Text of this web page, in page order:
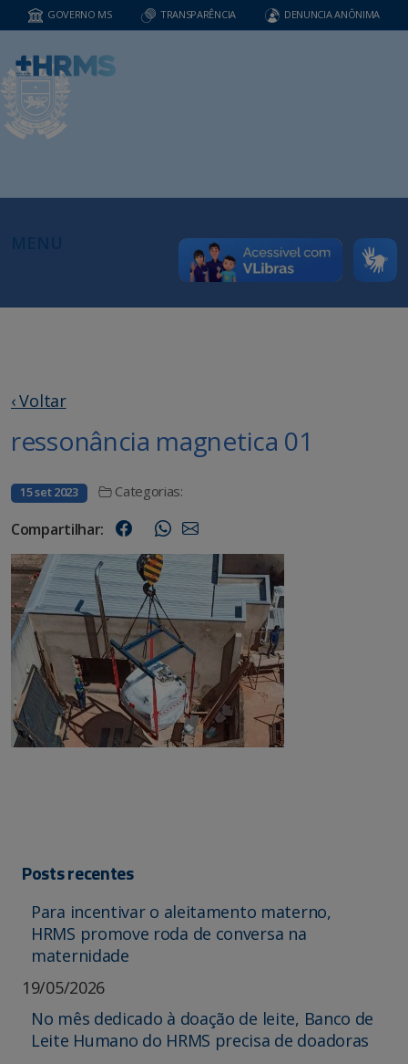
GOVERNO MS TRANSPARÊNCIA DENUNCIA ANÔNIMA
‹ Voltar
ressonância magnetica 01
15 set 2023 Categorias:
Compartilhar:
Posts recentes
Para incentivar o aleitamento materno,
HRMS promove roda de conversa na
maternidade
19/05/2026
No mês dedicado à doação de leite, Banco de
Leite Humano do HRMS precisa de doadoras